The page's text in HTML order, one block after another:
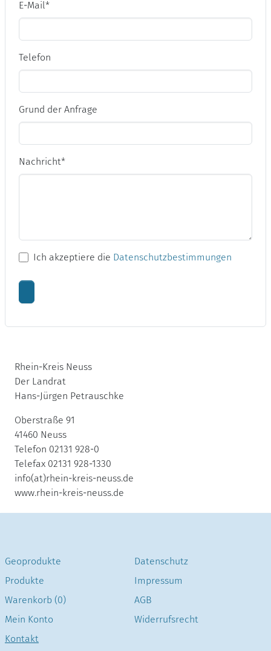
E-Mail*
Telefon
Grund der Anfrage
Nachricht*
Ich akzeptiere die Datenschutzbestimmungen
Rhein-Kreis Neuss
Der Landrat
Hans-Jürgen Petrauschke
Oberstraße 91
41460 Neuss
Telefon 02131 928-0
Telefax 02131 928-1330
info(at)rhein-kreis-neuss.de
www.rhein-kreis-neuss.de
Geoprodukte
Produkte
Warenkorb (0)
Mein Konto
Kontakt
Datenschutz
Impressum
AGB
Widerrufsrecht